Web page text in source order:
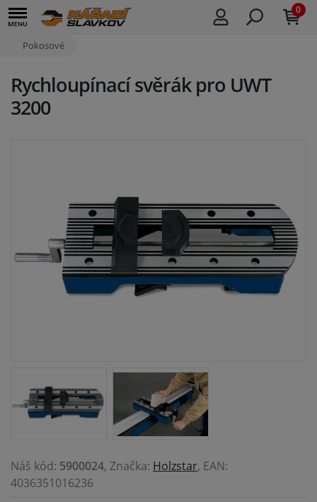
0
Pokosové
Rychloupínací svěrák pro UWT
3200
Náš kód: 5900024, Značka: Holzstar, EAN:
4036351016236